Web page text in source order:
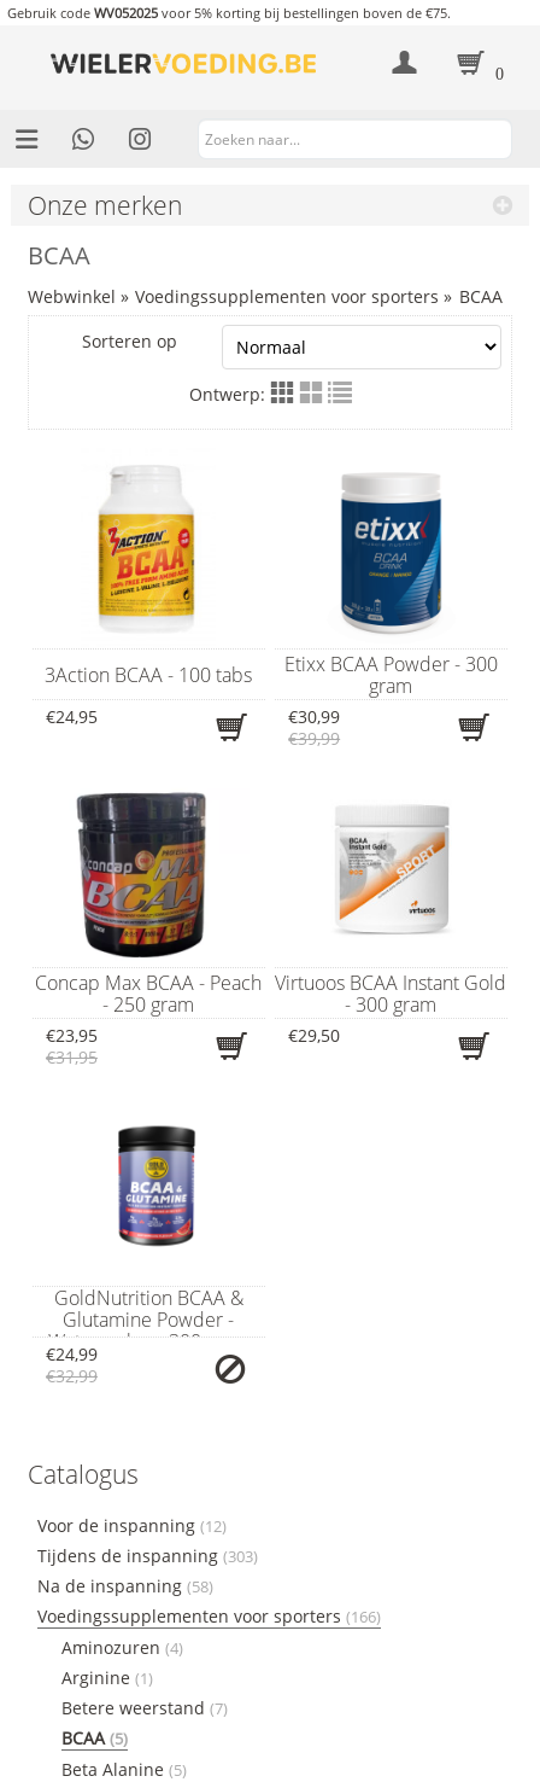
Gebruik code WV052025voor 5% korting bij bestellingen boven de €75.
0
Onze merken
BCAA
Webwinkel » Voedingssupplementen voor sporters » BCAA
Sorteren op
Ontwerp:
3Action BCAA - 100 tabs
€24,95
Etixx BCAA Powder - 300
gram
€30,99
€39,99
Concap Max BCAA - Peach
- 250 gram
€23,95
€31,95
Virtuoos BCAA Instant Gold
- 300 gram
€29,50
GoldNutrition BCAA &
Glutamine Powder -
Watermelon - 300 gram
€24,99
€32,99
Catalogus
Voor de inspanning (12)
Tijdens de inspanning (303)
Na de inspanning (58)
Voedingssupplementen voor sporters (166)
Aminozuren (4)
Arginine (1)
Betere weerstand (7)
BCAA (5)
Beta Alanine (5)